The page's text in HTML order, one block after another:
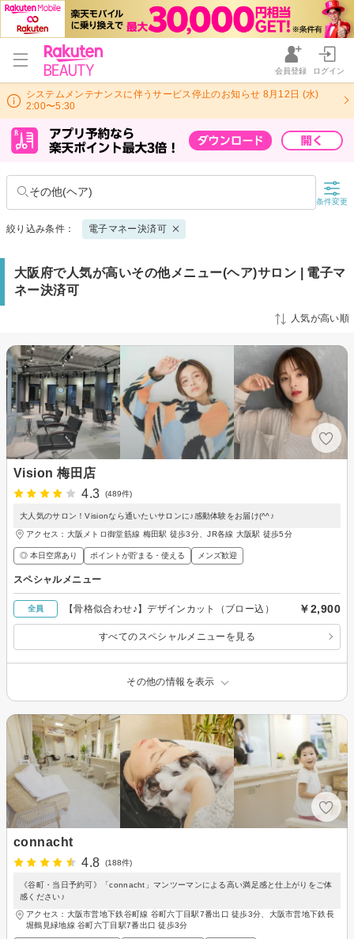
会員登録 ログイン
システムメンテナンスに伴うサービス停止のお知らせ 8月12日 (水)
2:00〜5:30
その他(ヘア)
条件変更
絞り込み条件： 電子マネー決済可
大阪府で人気が高いその他メニュー(ヘア)サロン | 電子マ
ネー決済可
人気が高い順
Vision 梅田店
4.3
(489件)
大人気のサロン！Visionなら通いたいサロンに♪感動体験をお届け(^^♪
アクセス：大阪メトロ御堂筋線 梅田駅 徒歩3分、JR各線 大阪駅 徒歩5分
◎ 本日空席あり ポイントが貯まる・使える メンズ歓迎
スペシャルメニュー
全員 【骨格似合わせ♪】デザインカット（ブロー込） ￥2,900
すべてのスペシャルメニューを見る
その他の情報を表示
connacht
4.8
(188件)
《谷町・当日予約可》「connacht」マンツーマンによる高い満足感と仕上がりをご体
感ください♪
アクセス：大阪市営地下鉄谷町線 谷町六丁目駅7番出口 徒歩3分、大阪市営地下鉄長
堀鶴見緑地線 谷町六丁目駅7番出口 徒歩3分